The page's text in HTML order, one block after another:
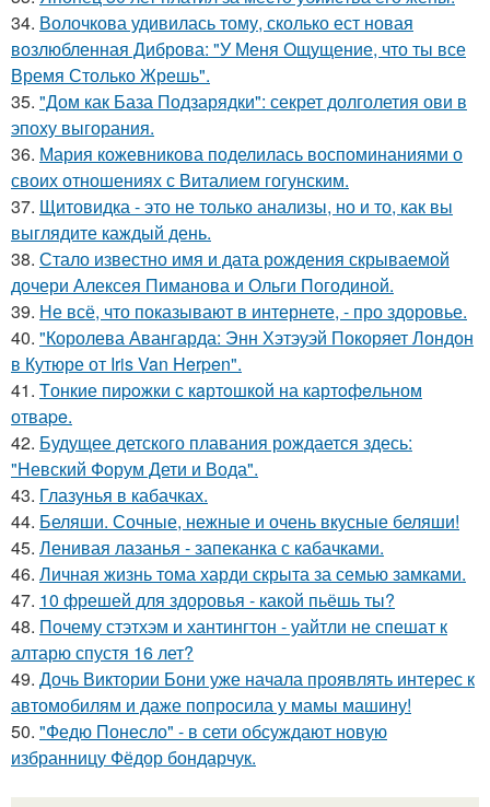
34. Волочкова удивилась тому, сколько ест новая
возлюбленная Диброва: "У Меня Ощущение, что ты все
Время Столько Жрешь".
35. "Дом как База Подзарядки": секрет долголетия ови в
эпоху выгорания.
36. Мария кожевникова поделилась воспоминаниями о
своих отношениях с Виталием гогунским.
37. Щитовидка - это не только анализы, но и то, как вы
выглядите каждый день.
38. Стало известно имя и дата рождения скрываемой
дочери Алексея Пиманова и Ольги Погодиной.
39. Не всё, что показывают в интернете, - про здоровье.
40. "Королева Авангарда: Энн Хэтэуэй Покоряет Лондон
в Кутюре от Iris Van Herpen".
41. Tонкие пиpoжки с кaртoшкoй на картoфeльном
отваpe.
42. Будущее детского плавания рождается здесь:
"Невский Форум Дети и Вода".
43. Глазунья в кабачках.
44. Беляши. Сочные, нежные и очень вкусные беляши!
45. Ленивая лазанья - запеканка с кабачками.
46. Личная жизнь тома харди скрыта за семью замками.
47. 10 фрешей для здоровья - какой пьёшь ты?
48. Почему стэтхэм и хантингтон - уайтли не спешат к
алтарю спустя 16 лет?
49. Дочь Виктории Бони уже начала проявлять интерес к
автомобилям и даже попросила у мамы машину!
50. "Федю Понесло" - в сети обсуждают новую
избранницу Фёдор бондарчук.